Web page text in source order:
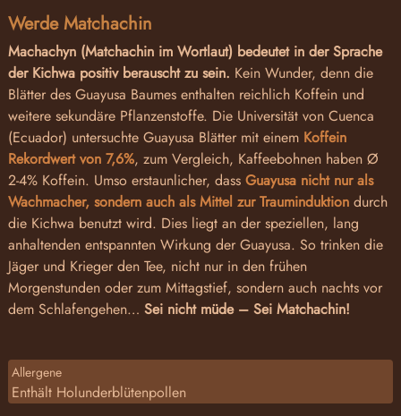
Werde Matchachin
Machachyn (Matchachin im Wortlaut) bedeutet in der Sprache
der Kichwa positiv berauscht zu sein. Kein Wunder, denn die
Blätter des Guayusa Baumes enthalten reichlich Koffein und
weitere sekundäre Pflanzenstoffe. Die Universität von Cuenca
(Ecuador) untersuchte Guayusa Blätter mit einem Koffein
Rekordwert von 7,6%, zum Vergleich, Kaffeebohnen haben Ø
2-4% Koffein. Umso erstaunlicher, dass Guayusa nicht nur als
Wachmacher, sondern auch als Mittel zur Trauminduktion durch
die Kichwa benutzt wird. Dies liegt an der speziellen, lang
anhaltenden entspannten Wirkung der Guayusa. So trinken die
Jäger und Krieger den Tee, nicht nur in den frühen
Morgenstunden oder zum Mittagstief, sondern auch nachts vor
dem Schlafengehen… Sei nicht müde – Sei Matchachin!
Allergene
Enthält Holunderblütenpollen